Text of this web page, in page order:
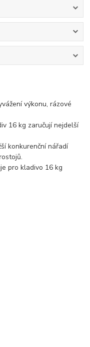
výkonu, rázové
16 kg zaručují nejdelší
konkurenční nářadí
pro kladivo 16 kg